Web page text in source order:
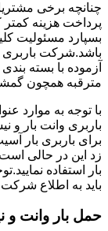
چنانچه برخی
پرداخت هزینه کمتر
بسپارد مسئولیت
باشد.شرکت باربری
آزموده با بسته
مترقبه همچون
با توجه به موارد
باربری وانت بار و
برای باربری بار
زد این در حالی
بار استفاده
باید به اطلاع شرکت
حمل بار وانت و